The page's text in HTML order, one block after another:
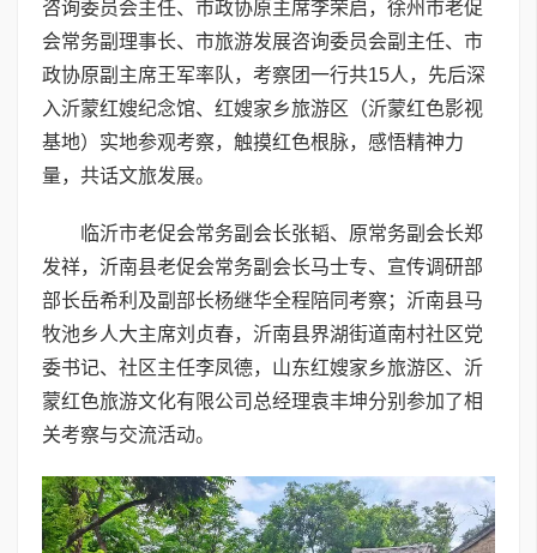
咨询委员会主任、市政协原主席李荣启，徐州市老促
会常务副理事长、市旅游发展咨询委员会副主任、市
政协原副主席王军率队，考察团一行共15人，先后深
入沂蒙红嫂纪念馆、红嫂家乡旅游区（沂蒙红色影视
基地）实地参观考察，触摸红色根脉，感悟精神力
量，共话文旅发展。
临沂市老促会常务副会长张韬、原常务副会长郑
发祥，沂南县老促会常务副会长马士专、宣传调研部
部长岳希利及副部长杨继华全程陪同考察；沂南县马
牧池乡人大主席刘贞春，沂南县界湖街道南村社区党
委书记、社区主任李凤德，山东红嫂家乡旅游区、沂
蒙红色旅游文化有限公司总经理袁丰坤分别参加了相
关考察与交流活动。